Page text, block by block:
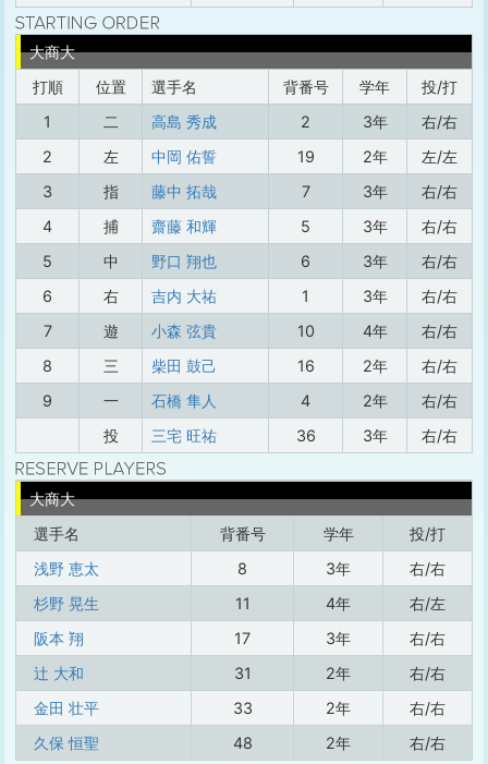
大商大
打順
位置 選手名 背番号 学年
投/打
1
二 高島 秀成 2 3年
右/右
2
左 中岡 佑誓 19 2年
左/左
3
指 藤中 拓哉 7 3年
右/右
4
捕 齋藤 和輝 5 3年
右/右
5
中 野口 翔也 6 3年
右/右
6
右 吉内 大祐 1 3年
右/右
7
遊 小森 弦貴 10 4年
右/右
8
三 柴田 鼓己 16 2年
右/右
9
一 石橋 隼人 4 2年
右/右
投
三宅 旺祐 36 3年 右/右
大商大
選手名
背番号 学年
投/打
浅野 恵太
8 3年
右/右
杉野 晃生
11 4年
右/左
阪本 翔
17 3年
右/右
辻 大和
31 2年
右/右
金田 壮平
33 2年
右/右
久保 恒聖
48 2年 右/右